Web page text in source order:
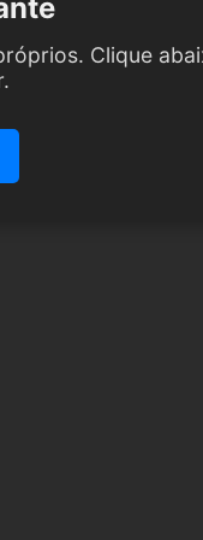
Clique